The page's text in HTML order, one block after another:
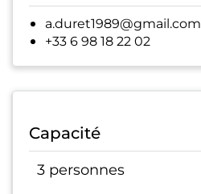
a.duret1989@gmail.com
+33 6 98 18 22 02
Capacité
3 personnes